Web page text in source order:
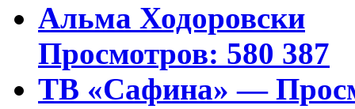
Альма Ходоровски
Просмотров: 580 387
ТВ «Сафина» —